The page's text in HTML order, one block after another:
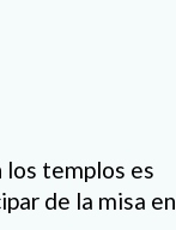
los templos es
de la misa en